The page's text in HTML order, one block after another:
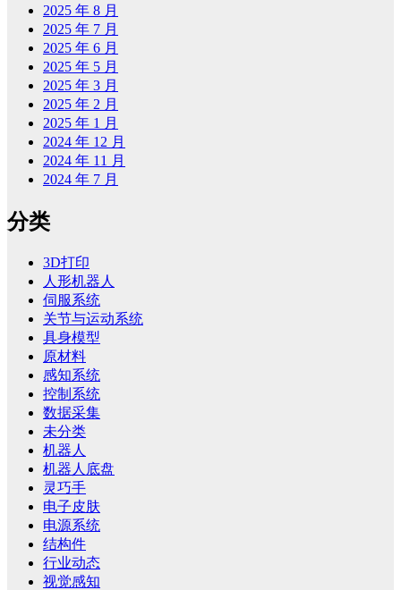
2025 年 8 月
2025 年 7 月
2025 年 6 月
2025 年 5 月
2025 年 3 月
2025 年 2 月
2025 年 1 月
2024 年 12 月
2024 年 11 月
2024 年 7 月
分类
3D打印
人形机器人
伺服系统
关节与运动系统
具身模型
原材料
感知系统
控制系统
数据采集
未分类
机器人
机器人底盘
灵巧手
电子皮肤
电源系统
结构件
行业动态
视觉感知